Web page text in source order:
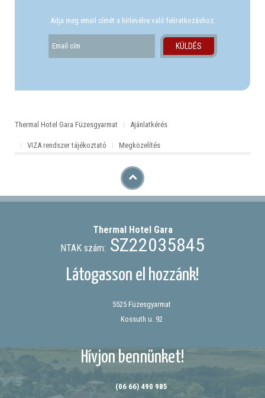
Adja meg email címét a hírlevélre való feliratkozáshoz.
Thermal Hotel Gara Füzesgyarmat Ajánlatkérés
VIZA rendszer tájékoztató Megközelítés
Thermal Hotel Gara
NTAK szám: SZ22035845
Látogasson el hozzánk!
5525 Füzesgyarmat
Kossuth u. 92
Hívjon bennünket!
(06 66) 490 985